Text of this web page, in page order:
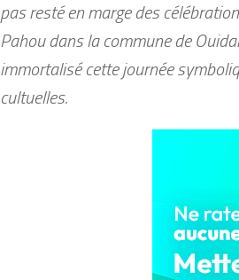
pas resté en marge des
Pahou dans la commune de
immortalisé cette journée
cultuelles.